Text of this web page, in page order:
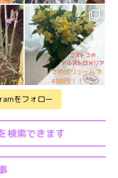
をフォロー
検索できます